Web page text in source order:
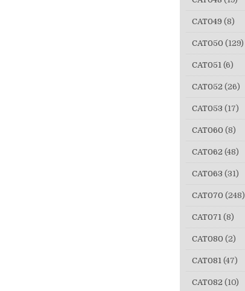
CAT049 (8)
CAT050 (129)
CAT051 (6)
CAT052 (26)
CAT053 (17)
CAT060 (8)
CAT062 (48)
CAT063 (31)
CAT070 (248)
CAT071 (8)
CAT080 (2)
CAT081 (47)
CAT082 (10)